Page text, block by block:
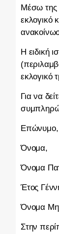
Μέσω της
εκλογικό
Η ειδική
εκλογικό
Για να
Επώνυμο,
Όνομα,
Όνομα
Έτος
Όνομα
Στην